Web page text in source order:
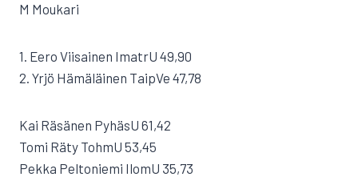
M Moukari
1. Eero Viisainen ImatrU 49,90
2. Yrjö Hämäläinen TaipVe 47,78
Kai Räsänen PyhäsU 61,42
Tomi Räty TohmU 53,45
Pekka Peltoniemi IlomU 35,73